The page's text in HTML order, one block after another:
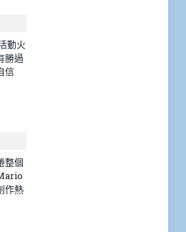
動火
勝過
信
整個
作熱